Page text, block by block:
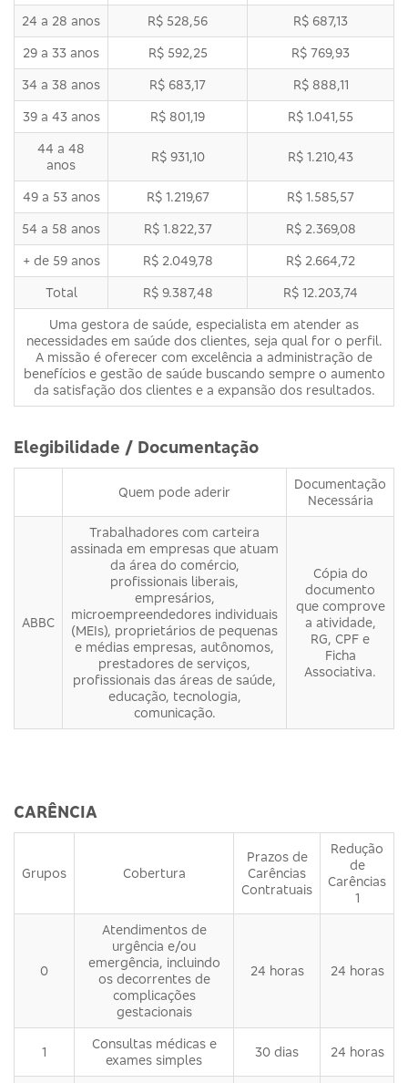
24 a 28 anos R$ 528,56 R$ 687,13
29 a 33 anos R$ 592,25 R$ 769,93
34 a 38 anos R$ 683,17 R$ 888,11
39 a 43 anos R$ 801,19 R$ 1.041,55
44 a 48
anos
R$ 931,10 R$ 1.210,43
49 a 53 anos R$ 1.219,67 R$ 1.585,57
54 a 58 anos R$ 1.822,37 R$ 2.369,08
+ de 59 anos R$ 2.049,78 R$ 2.664,72
Total R$ 9.387,48 R$ 12.203,74
Uma gestora de saúde, especialista em atender as
necessidades em saúde dos clientes, seja qual for o perfil.
A missão é oferecer com excelência a administração de
benefícios e gestão de saúde buscando sempre o aumento
da satisfação dos clientes e a expansão dos resultados.
Elegibilidade / Documentação
Quem pode aderir
Documentação
Necessária
ABBC
Trabalhadores com carteira
assinada em empresas que atuam
da área do comércio,
profissionais liberais,
empresários,
microempreendedores individuais
(MEIs), proprietários de pequenas
e médias empresas, autônomos,
prestadores de serviços,
profissionais das áreas de saúde,
educação, tecnologia,
comunicação.
Cópia do
documento
que comprove
a atividade,
RG, CPF e
Ficha
Associativa.
CARÊNCIA
Grupos Cobertura
Prazos de
Carências
Contratuais
Redução
de
Carências
1
0
Atendimentos de
urgência e/ou
emergência, incluindo
os decorrentes de
complicações
gestacionais
24 horas 24 horas
1
Consultas médicas e
exames simples
30 dias 24 horas